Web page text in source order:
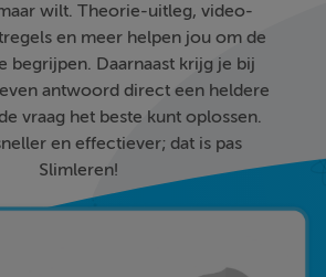
wilt. Theorie-uitleg, video-
en meer helpen jou om de
begrijpen. Daarnaast krijg je bij
antwoord direct een heldere
vraag het beste kunt oplossen.
en effectiever; dat is pas
Slimleren!